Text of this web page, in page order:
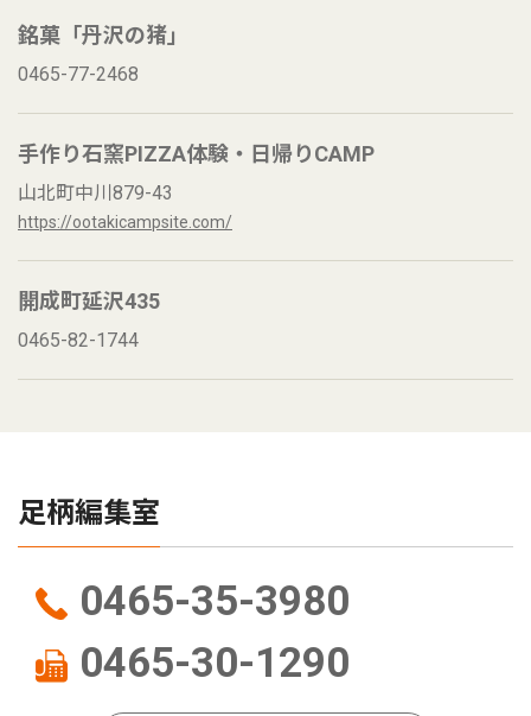
銘菓「丹沢の猪」
0465-77-2468
手作り石窯PIZZA体験・日帰りCAMP
山北町中川879-43
https://ootakicampsite.com/
開成町延沢435
0465-82-1744
足柄編集室
0465-35-3980
0465-30-1290